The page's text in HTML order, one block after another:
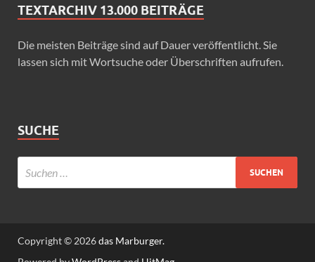
TEXTARCHIV 13.000 BEITRÄGE
Die meisten Beiträge sind auf Dauer veröffentlicht. Sie
lassen sich mit Wortsuche oder Überschriften aufrufen.
SUCHE
Copyright © 2026das Marburger.